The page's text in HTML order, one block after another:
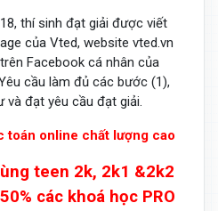
thí sinh đạt giải được viết
của Vted, website vted.vn
Facebook cá nhân của
cầu làm đủ các bước (1),
và đạt yêu cầu đạt giải.
toán online chất lượng cao
teen 2k, 2k1 &2k2
các khoá học PRO